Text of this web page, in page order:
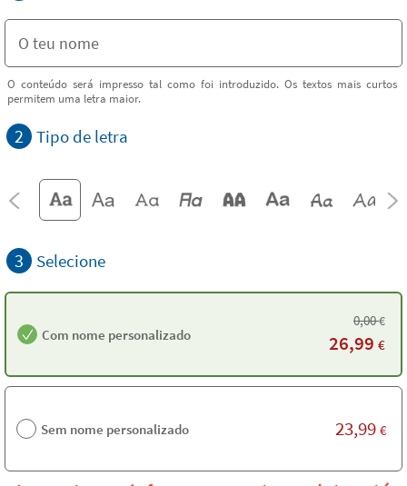
O conteúdo será impresso tal como foi introduzido. Os textos mais curtos
permitem uma letra maior.
2 Tipo de letra
3 Selecione
Com nome personalizado
0,00€
26,99 €
Sem nome personalizado 23,99 €